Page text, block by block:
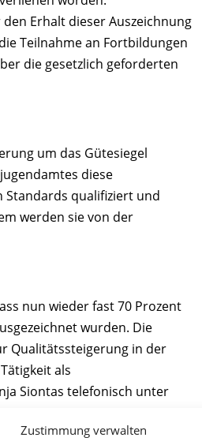
Zustimmung verwalten
Erhalt dieser Auszeichnung
Teilnahme an Fortbildungen
die gesetzlich geforderten
um das Gütesiegel
diese
Standards qualifiziert und
werden sie von der
nun wieder fast 70 Prozent
wurden. Die
Qualitätssteigerung in der
als
Siontas telefonisch unter